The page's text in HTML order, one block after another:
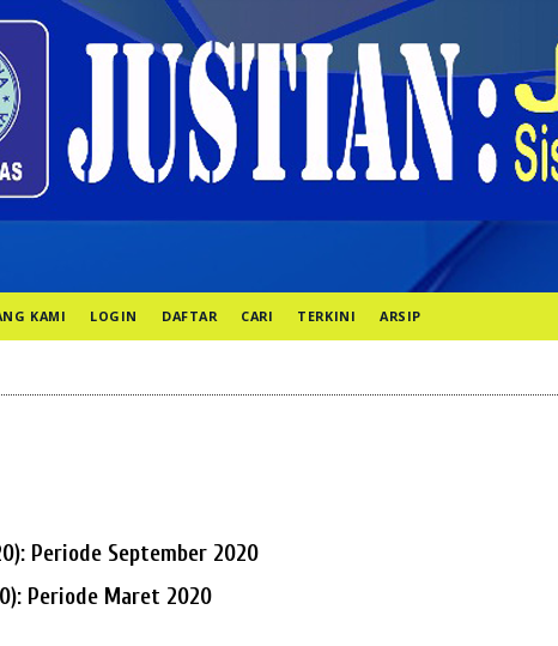
KAMI LOGIN DAFTAR CARI TERKINI ARSIP
Periode September 2020
Periode Maret 2020